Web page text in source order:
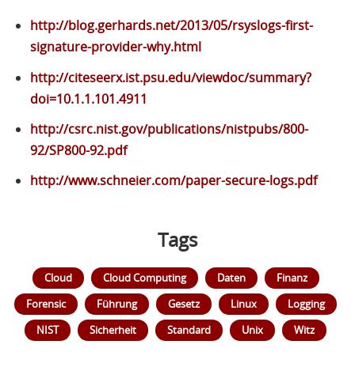
http://blog.gerhards.net/2013/05/rsyslogs-first-
signature-provider-why.html
http://citeseerx.ist.psu.edu/viewdoc/summary?
doi=10.1.1.101.4911
http://csrc.nist.gov/publications/nistpubs/800-
92/SP800-92.pdf
http://www.schneier.com/paper-secure-logs.pdf
Tags
Cloud Cloud Computing Daten
Finanz
Forensic
Führung Gesetz Linux
Logging
NIST
Sicherheit Standard Unix Witz